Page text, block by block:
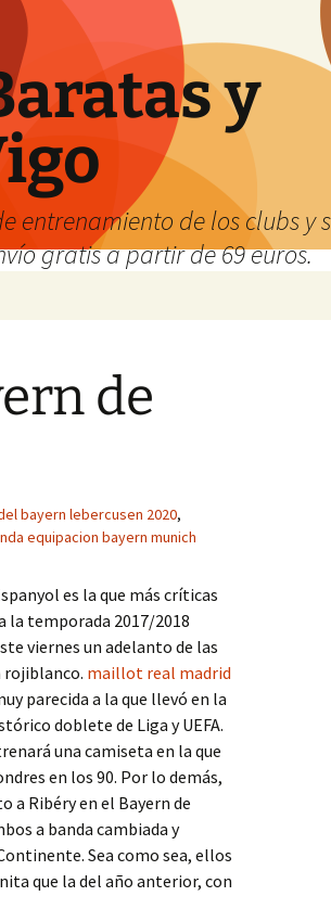
y
de los clubs y
gratis a partir de 69 euros.
de
bayern lebercusen 2020,
equipacion bayern munich
es la que más críticas
la temporada 2017/2018
viernes un adelanto de las
rojiblanco. maillot real madrid
parecida a la que llevó en la
doblete de Liga y UEFA.
una camiseta en la que
en los 90. Por lo demás,
a Ribéry en el Bayern de
a banda cambiada y
Sea como sea, ellos
que la del año anterior, con